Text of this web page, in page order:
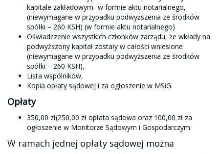
kapitale zakładowym- w formie aktu notarialnego,
(niewymagane w przypadku podwyższenia ze środków
spółki – 260 KSH) (w formie aktu notarialnego)
Oświadczenie wszystkich członków zarządu, że wkłady na
podwyższony kapitał zostały w całości wniesione
(niewymagane w przypadku podwyższenia ze środków
spółki – 260 KSH),
Lista wspólników,
Kopia opłaty sądowej i za ogłoszenie w MSiG.
Opłaty
350,00 zł(250,00 zł opłata sądowa oraz 100,00 zł za
ogłoszenie w Monitorze Sądowym i Gospodarczym.
W ramach jednej opłaty sądowej można